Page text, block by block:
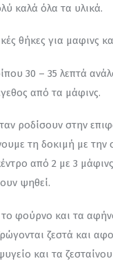
καλά όλα τα υλικά.
θήκες για μαφινς
30 – 35 λεπτά
από τα μάφινς.
ροδίσουν στην
τη δοκιμή με την
από 2 με 3
ψηθεί.
φούρνο και τα
ζεστά και
και τα